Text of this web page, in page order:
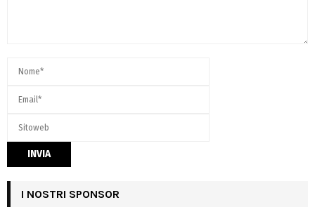
I NOSTRI SPONSOR